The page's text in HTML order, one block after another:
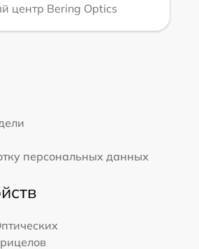
центр Bering Optics
персональных данных